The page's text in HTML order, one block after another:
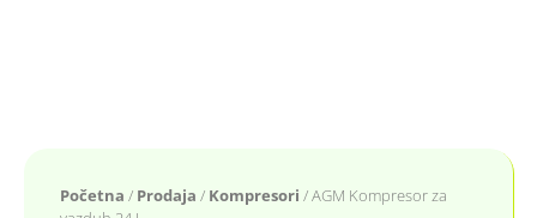
Početna / Prodaja / Kompresori / AGM Kompresor za